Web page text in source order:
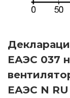
ЕАЭС 037
ЕАЭС N